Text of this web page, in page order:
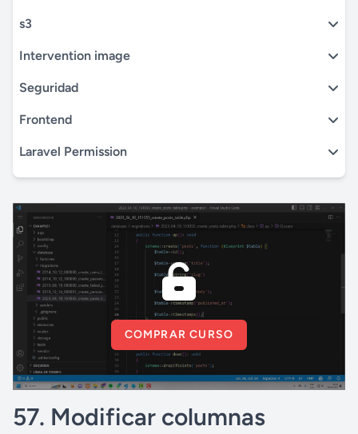
COMPRAR CURSO
57. Modificar columnas
s3
Intervention image
Seguridad
Frontend
Laravel Permission